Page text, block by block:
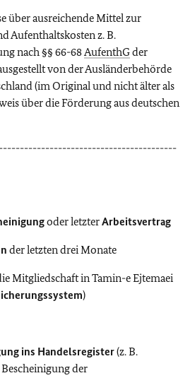
über ausreichende Mittel zur
Aufenthaltskosten z. B.
nach §§ 66-68AufenthGder
von der Ausländerbehörde
(im Original und nicht älter als
über die Förderung aus deutschen
oder letzterArbeitsvertrag
der letzten drei Monate
Mitgliedschaft in Tamin-e Ejtemaei
)
ins Handelsregister(z. B.
der